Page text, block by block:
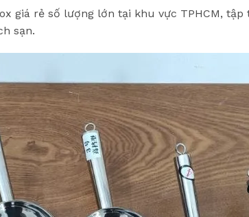
giá rẻ số lượng lớn tại khu vực TPHCM,
sạn.